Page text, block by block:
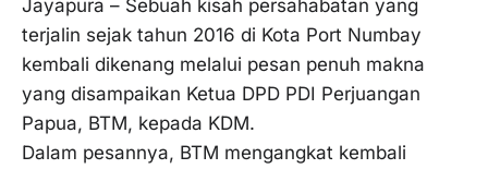
Jayapura – Sebuah kisah persahabatan yang
terjalin sejak tahun 2016 di Kota Port Numbay
kembali dikenang melalui pesan penuh makna
yang disampaikan Ketua DPD PDI Perjuangan
Papua, BTM, kepada KDM.
Dalam pesannya, BTM mengangkat kembali